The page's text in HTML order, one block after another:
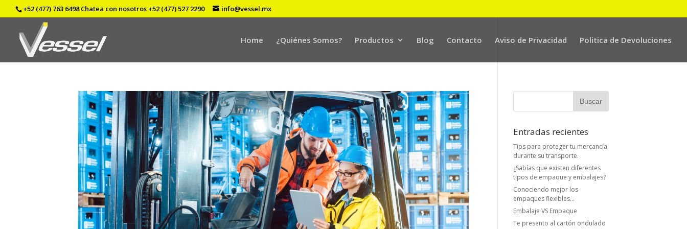
+52 (477) 763 6498Chatea con nosotros +52 (477) 527 2290 info@vessel.mx
Home ¿Quiénes Somos? Productos Blog Contacto Aviso de Privacidad Politica de Devoluciones
Entradas recientes
Tips para proteger tu mercancía
durante su transporte.
¿Sabías que existen diferentes
tipos de empaque y embalajes?
Conociendo mejor los
empaques flexibles…
Embalaje VS Empaque
Te presento al cartón ondulado